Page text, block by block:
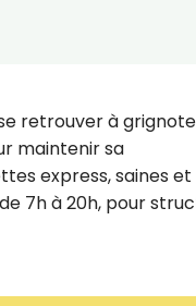
retrouver à
maintenir sa
express, saines et
7h à 20h, pour